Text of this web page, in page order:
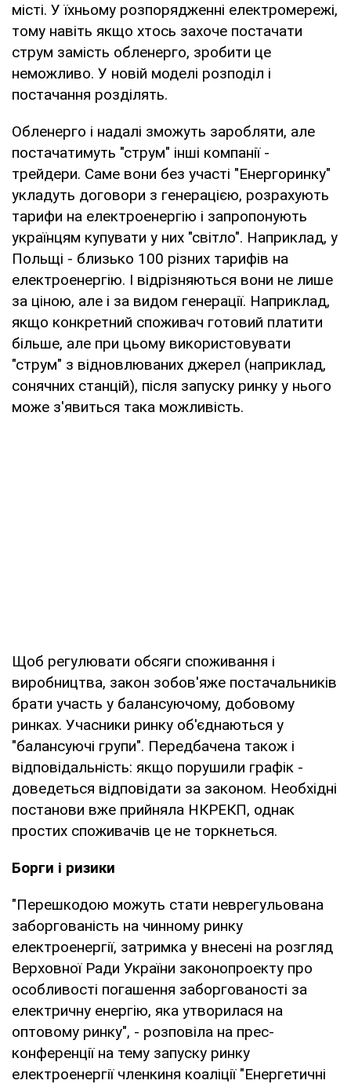
місті. У їхньому розпорядженні електромережі,
тому навіть якщо хтось захоче постачати
струм замість обленерго, зробити це
неможливо. У новій моделі розподіл і
постачання розділять.
Обленерго і надалі зможуть заробляти, але
постачатимуть "струм" інші компанії -
трейдери. Саме вони без участі "Енергоринку"
укладуть договори з генерацією, розрахують
тарифи на електроенергію і запропонують
українцям купувати у них "світло". Наприклад, у
Польщі - близько 100 різних тарифів на
електроенергію. І відрізняються вони не лише
за ціною, але і за видом генерації. Наприклад,
якщо конкретний споживач готовий платити
більше, але при цьому використовувати
"струм" з відновлюваних джерел (наприклад,
сонячних станцій), після запуску ринку у нього
може з'явиться така можливість.
Щоб регулювати обсяги споживання і
виробництва, закон зобов'яже постачальників
брати участь у балансуючому, добовому
ринках. Учасники ринку об'єднаються у
"балансуючі групи". Передбачена також і
відповідальність: якщо порушили графік -
доведеться відповідати за законом. Необхідні
постанови вже прийняла НКРЕКП, однак
простих споживачів це не торкнеться.
Борги і ризики
"Перешкодою можуть стати неврегульована
заборгованість на чинному ринку
електроенергії, затримка у внесені на розгляд
Верховної Ради України законопроекту про
особливості погашення заборгованості за
електричну енергію, яка утворилася на
оптовому ринку", - розповіла на прес-
конференції на тему запуску ринку
електроенергії членкиня коаліції "Енергетичні